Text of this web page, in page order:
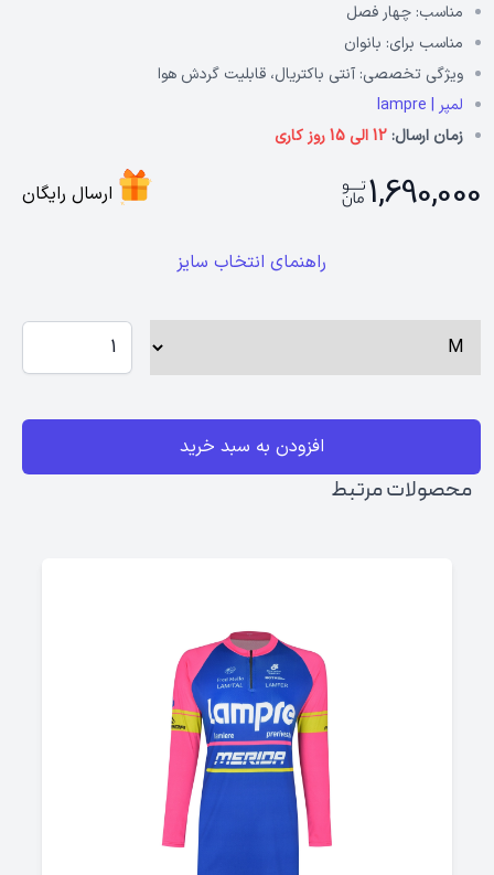
مناسب: چهار فصل
مناسب برای: بانوان
ویژگی تخصصی: آنتی باکتریال، قابلیت گردش هوا
لمپر | lampre
زمان ارسال:12 الی 15 روز کاری
1,690,000 ارسال رایگان
راهنمای انتخاب سایز
افزودن به سبد خرید
محصولات مرتبط